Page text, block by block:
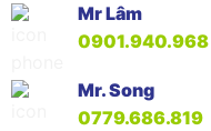
Mr Lâm
0901.940.968
Mr. Song
0779.686.819